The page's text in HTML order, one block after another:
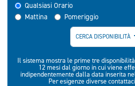
Qualsiasi Orario
Mattina
Pomeriggio
CERCA DISPONIBILITÀ
Il sistema mostra le prime tre
12 mesi dal giorno in cui viene
indipendentemente dalla data inserita
Per esigenze diverse